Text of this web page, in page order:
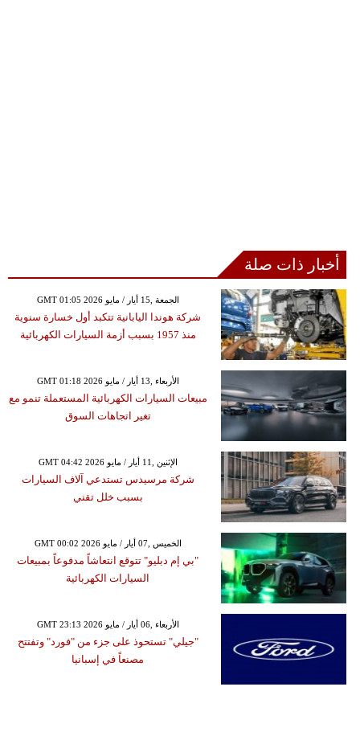
أخبار ذات صلة
GMT 01:05 2026 الجمعة ,15 أيار / مايو
شركة هوندا اليابانية تتكبد أول خسارة سنوية
منذ 1957 بسبب أزمة السيارات الكهربائية
GMT 01:18 2026 الأربعاء ,13 أيار / مايو
مبيعات السيارات الكهربائية المستعملة تنمو مع
تغير اتجاهات السوق
GMT 04:42 2026 الإثنين ,11 أيار / مايو
شركة مرسيدس تستدعي آلاف السيارات
بسبب خلل تقني
GMT 00:02 2026 الخميس ,07 أيار / مايو
"بي إم دبليو" تتوقع انتعاشاً مدفوعاً بمبيعات
السيارات الكهربائية
GMT 23:13 2026 الأربعاء ,06 أيار / مايو
"جيلي" تستحوذ على جزء من "فورد" وتفتتح
مصنعاً في إسبانيا